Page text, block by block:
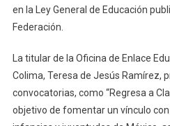
en la Ley General de Educación
Federación.
La titular de la Oficina de Enlace
Colima, Teresa de Jesús Ramírez,
convocatorias, como “Regresa a
objetivo de fomentar un vínculo